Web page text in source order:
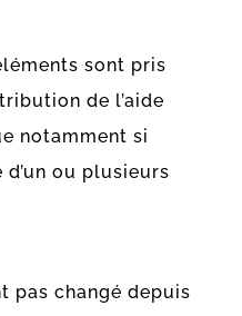
sont pris
de l’aide
notamment si
ou plusieurs
pas changé depuis